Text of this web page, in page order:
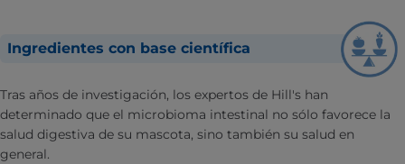
Ingredientes con base científica
Tras años de investigación, los expertos de Hill's han
determinado que el microbioma intestinal no sólo favorece la
salud digestiva de su mascota, sino también su salud en
general.